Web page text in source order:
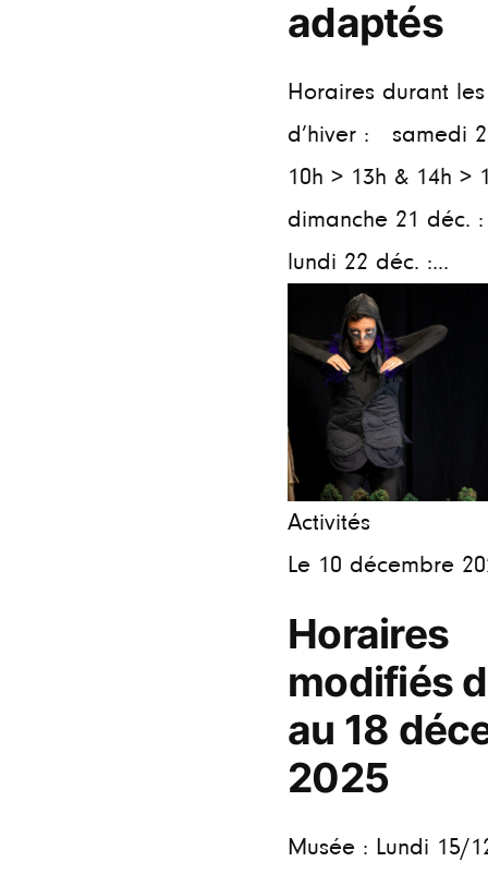
adaptés
Horaires durant
d’hiver : samedi
10h > 13h & 14h >
dimanche 21 déc.
lundi 22 déc. :...
Activités
Le 10 décembre
Horaires
modifiés
au 18
2025
Musée : Lundi 15/